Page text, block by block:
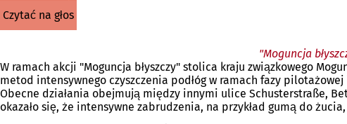
czytać na głos
"Moguncja
W ramach akcji "Moguncja błyszczy" stolica kraju związkowego
metod intensywnego czyszczenia podłóg w ramach fazy
Obecne działania obejmują między innymi ulice Schusterstraße,
okazało się, że intensywne zabrudzenia, na przykład gumą do